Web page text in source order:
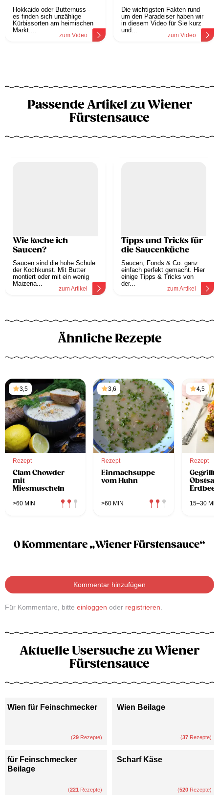
Hokkaido oder Butternuss -
es finden sich unzählige
Kürbissorten am heimischen
Markt....
zum Video
Die wichtigsten Fakten rund
um den Paradeiser haben wir
in diesem Video für Sie kurz
und...
zum Video
Passende Artikel zu Wiener
Fürstensauce
Wie koche ich
Saucen?
Saucen sind die hohe Schule
der Kochkunst. Mit Butter
montiert oder mit ein wenig
Maizena...
zum Artikel
Tipps und Tricks für
die Saucenküche
Saucen, Fonds & Co. ganz
einfach perfekt gemacht. Hier
einige Tipps & Tricks von
der...
zum Artikel
Ähnliche Rezepte
3,5
Rezept
Clam Chowder
mit
Miesmuscheln
>60 MIN
3,6
Rezept
Einmachsuppe
vom Huhn
>60 MIN
4,5
Rezept
und
15–30 MIN
0 Kommentare „Wiener Fürstensauce“
Kommentar hinzufügen
Für Kommentare, bitte einloggen oder registrieren.
Aktuelle Usersuche zu Wiener
Fürstensauce
Wien für Feinschmecker
(29 Rezepte)
Wien Beilage
(37 Rezepte)
für Feinschmecker
Beilage
(221 Rezepte)
Scharf Käse
(520 Rezepte)